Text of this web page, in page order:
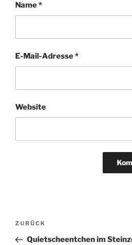
Name*
E-Mail-Adresse*
Website
Beitragsnavigation
Vorheriger
Beitrag
ZURÜCK
Quietscheentchen im